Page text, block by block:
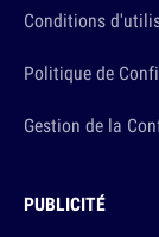
Conditions
Politique de
Gestion de la
PUBLICITÉ